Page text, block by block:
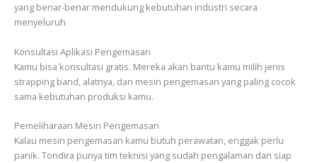
yang benar-benar mendukung kebutuhan industri secara
menyeluruh
Konsultasi Aplikasi Pengemasan
Kamu bisa konsultasi gratis. Mereka akan bantu kamu milih jenis
strapping band, alatnya, dan mesin pengemasan yang paling cocok
sama kebutuhan produksi kamu.
Pemeliharaan Mesin Pengemasan
Kalau mesin pengemasan kamu butuh perawatan, enggak perlu
panik. Tondira punya tim teknisi yang sudah pengalaman dan siap